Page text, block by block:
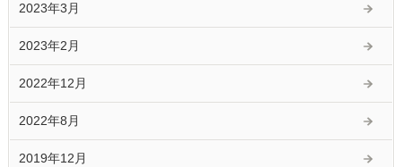
2023年3月
2023年2月
2022年12月
2022年8月
2019年12月